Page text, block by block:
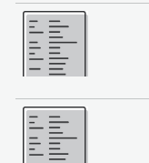
შევიტყოთ მეტი
შევიტყოთ მეტი